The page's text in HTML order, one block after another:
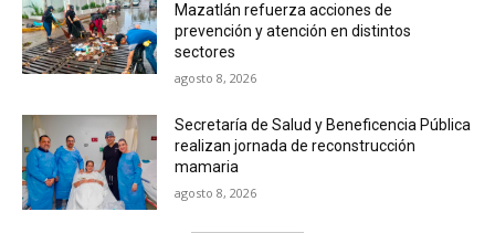
Mazatlán refuerza acciones de
prevención y atención en distintos
sectores
agosto 8, 2026
Secretaría de Salud y Beneficencia Pública
realizan jornada de reconstrucción
mamaria
agosto 8, 2026